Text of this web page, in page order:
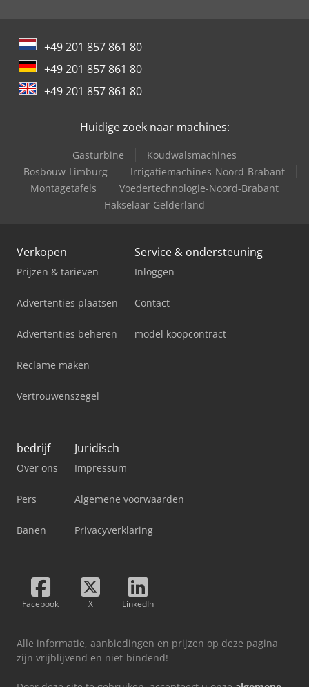
+49 201 857 861 80
+49 201 857 861 80
+49 201 857 861 80
Huidige zoek naar machines:
Gasturbine
Koudwalsmachines
Bosbouw-Limburg
Irrigatiemachines-Noord-Brabant
Montagetafels
Voedertechnologie-Noord-Brabant
Hakselaar-Gelderland
Verkopen
Prijzen & tarieven
Advertenties plaatsen
Advertenties beheren
Reclame maken
Vertrouwenszegel
Service & ondersteuning
Inloggen
Contact
model koopcontract
bedrijf
Over ons
Pers
Banen
Juridisch
Impressum
Algemene voorwaarden
Privacyverklaring
Facebook X LinkedIn
Alle informatie, aanbiedingen en prijzen op deze pagina
zijn vrijblijvend en niet-bindend!